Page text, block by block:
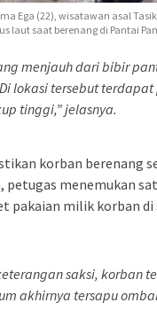
Ega (22), wisatawan asal
laut saat berenang di Pantai
menjauh dari bibir
lokasi tersebut
tinggi,” jelasnya.
korban berenang
petugas menemukan
pakaian milik korban di
saksi, korban
akhirnya tersapu